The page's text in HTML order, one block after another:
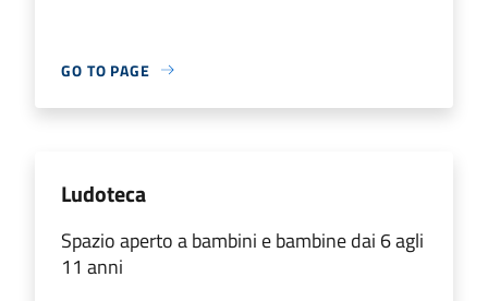
GO TO PAGE
Ludoteca
Spazio aperto a bambini e bambine dai 6 agli
11 anni